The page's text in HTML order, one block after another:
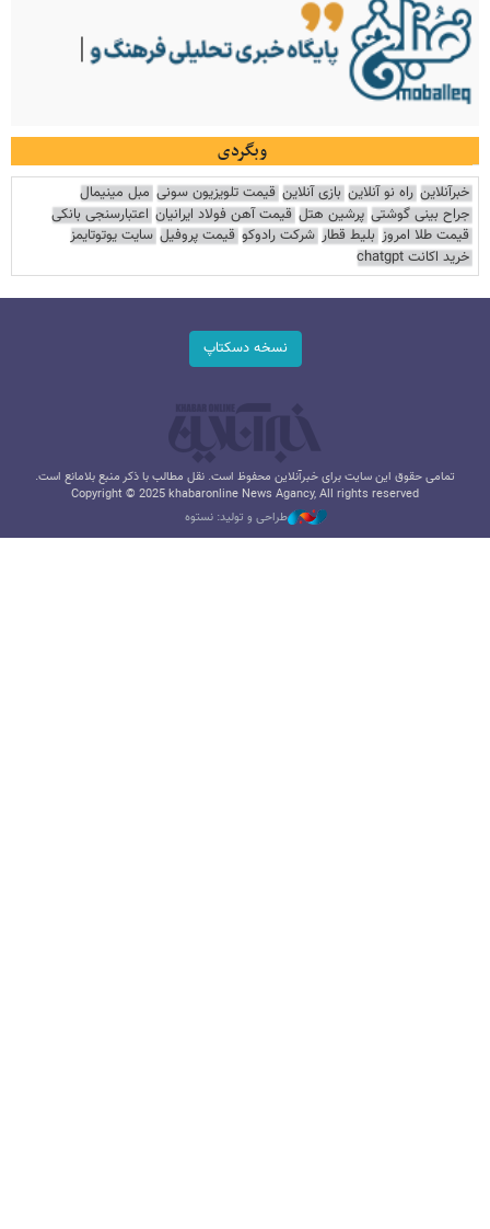
وبگردی
خبرآنلاین راه نو آنلاین بازی آنلاین قیمت تلویزیون سونی مبل مینیمال
جراح بینی گوشتی پرشین هتل قیمت آهن فولاد ایرانیان اعتبارسنجی بانکی
قیمت طلا امروز بلیط قطار شرکت رادوکو قیمت پروفیل سایت یوتوتایمز
خرید اکانت chatgpt
نسخه دسکتاپ
تمامی حقوق این سایت برای خبرآنلاین محفوظ است. نقل مطالب با ذکر منبع بلامانع است.
Copyright © 2025 khabaronline News Agancy, All rights reserved
طراحی و تولید: نستوه